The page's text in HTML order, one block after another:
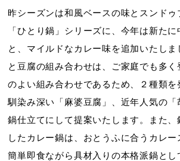
昨シーズンは和風ベースの味とスンドゥ
「ひとり鍋」シリーズに、今年は新た
と、マイルドなカレー味を追加いたし
と豆腐の組み合わせは、ご家庭でも多く
のよい組み合わせであるため、２種類を
馴染み深い「麻婆豆腐」、近年人気の「
鍋仕立てにして提案いたします。また、
したカレー鍋は、おとうふに合うカレー
簡単即食ながら具材入りの本格派鍋とし